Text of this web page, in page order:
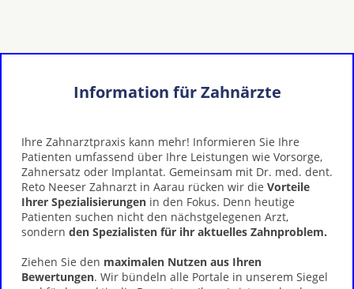
Information für Zahnärzte
Ihre Zahnarztpraxis kann mehr! Informieren Sie Ihre
Patienten umfassend über Ihre Leistungen wie Vorsorge,
Zahnersatz oder Implantat. Gemeinsam mit Dr. med. dent.
Reto Neeser Zahnarzt in Aarau rücken wir die Vorteile
Ihrer Spezialisierungen in den Fokus. Denn heutige
Patienten suchen nicht den nächstgelegenen Arzt,
sondern den Spezialisten für ihr aktuelles Zahnproblem.
Ziehen Sie den maximalen Nutzen aus Ihren
Bewertungen. Wir bündeln alle Portale in unserem Siegel